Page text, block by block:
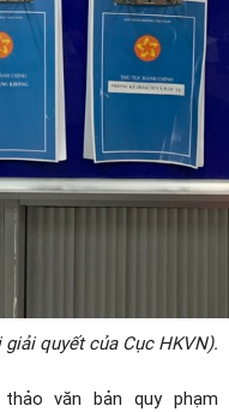
quyết của Cục HKVN).
thảo văn bản quy phạm